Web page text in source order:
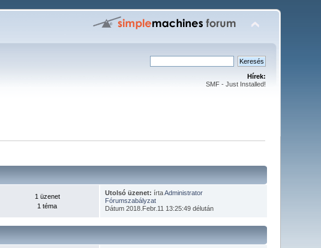
Hírek:
SMF - Just Installed!
1 üzenet
1 téma
Utolsó üzenet: írtaAdministrator
Fórumszabályzat
Dátum 2018.Febr.11 13:25:49 délután